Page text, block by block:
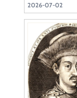
2026-07-02